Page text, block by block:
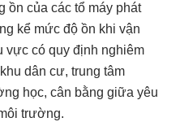
ồn của các tổ máy phát
kể mức độ ồn khi vận
vực có quy định nghiêm
dân cư, trung tâm
học, cân bằng giữa yêu
trường.